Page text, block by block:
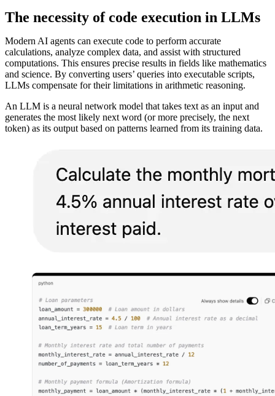
The necessity of code execution in LLMs
Modern AI agents can execute code to perform accurate
calculations, analyze complex data, and assist with structured
computations. This ensures precise results in fields like mathematics
and science. By converting users’ queries into executable scripts,
LLMs compensate for their limitations in arithmetic reasoning.
An LLM is a neural network model that takes text as an input and
generates the most likely next word (or more precisely, the next
token) as its output based on patterns learned from its training data.